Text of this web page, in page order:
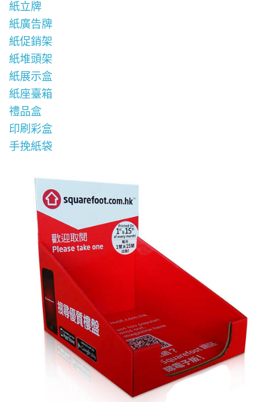
紙立牌
紙廣告牌
紙促銷架
紙堆頭架
紙展示盒
紙座臺箱
禮品盒
印刷彩盒
手挽紙袋